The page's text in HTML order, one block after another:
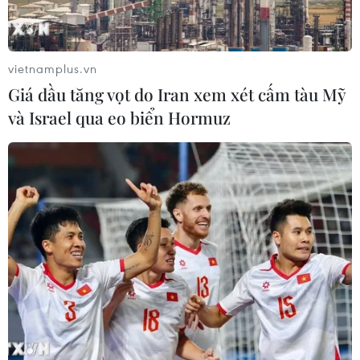
Cháy rừng tại Australia: Ban bố nhiều
cảnh báo sơ tán mới
09/01/2020 07:15
Chính quyền bang Victoria tiếp tục duy trì cảnh báo
thảm họa tại phần lớn bang này thêm 48 giờ, được ban
bố từ tuần trước, đồng thời khuyến cáo người dân di dời
khỏi các khu vực nguy hiểm.
vietnamplus.vn
Giá dầu tăng vọt do Iran xem xét cấm tàu Mỹ
và Israel qua eo biển Hormuz